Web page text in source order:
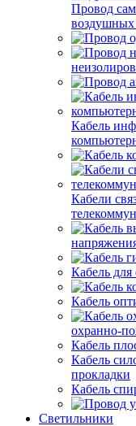
Провод
воздушных
Кабель
Кабели
Кабель
Кабель
охранно-
Кабель
Кабель
прокладки
Кабель
Светильники